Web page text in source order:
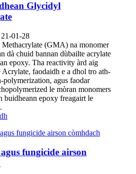
Glycidyl
01-28
(GMA) na monomer
dà chuid bannan dùbailte acrylate
epoxy. Tha reactivity àrd aig
Acrylate, faodaidh e a dhol tro ath-
polymerization, agus faodar
le mòran monomers
buidheann epoxy freagairt le
fungicide airson